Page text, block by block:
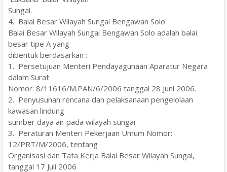
Sungai.
4. Balai Besar Wilayah Sungai Bengawan Solo
Balai Besar Wilayah Sungai Bengawan Solo adalah balai
besar tipe A yang
dibentuk berdasarkan :
1. Persetujuan Menteri Pendayagunaan Aparatur Negara
dalam Surat
Nomor: 8/11616/M.PAN/6/2006 tanggal 28 Juni 2006.
2. Penyusunan rencana dan pelaksanaan pengelolaan
kawasan lindung
sumber daya air pada wilayah sungai
3. Peraturan Menteri Pekerjaan Umum Nomor:
12/PRT/M/2006, tentang
Organisasi dan Tata Kerja Balai Besar Wilayah Sungai,
tanggal 17 Juli 2006